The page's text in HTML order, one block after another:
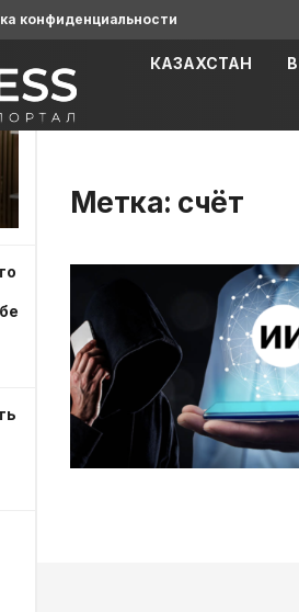
конфиденциальности
КАЗАХСТАН
Метка: счёт